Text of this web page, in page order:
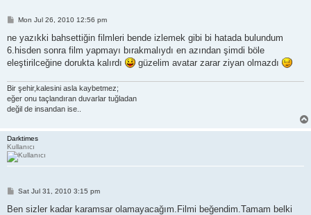
P
s
Mon Jul 26, 2010 12:56 pm
ne yazıkki bahsettiğin filmleri bende izlemek gibi bi hatada bulundum
6.hisden sonra film yapmayı bırakmalıydı en azından şimdi böle
eleştirilceğine dorukta kalırdı
güzelim avatar zarar ziyan olmazdı
Bir şehir,kalesini asla kaybetmez;
eğer onu taçlandıran duvarlar tuğladan
değil de insandan ise..
Darktimes
Kullanıcı
P
s
Sat Jul 31, 2010 3:15 pm
Ben sizler kadar karamsar olamayacağım.Filmi beğendim.Tamam belki